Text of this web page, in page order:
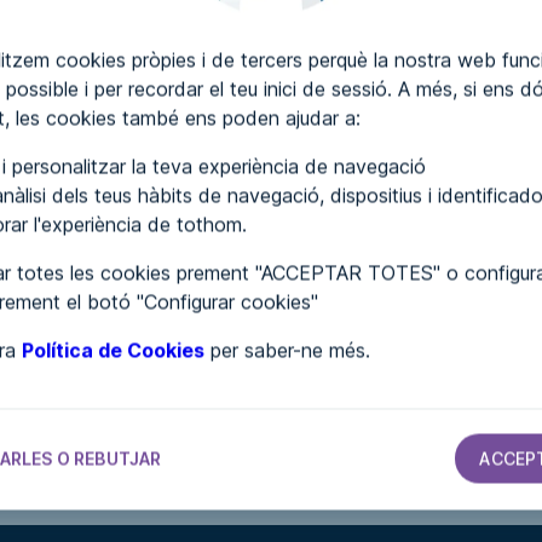
cookies pròpies i de tercers perquè la nostra web
possible i per recordar el teu inici de sessió. A més, si ens
les cookies també ens poden ajudar a:
personalitzar la teva experiència de navegació
dels teus hàbits de navegació, dispositius i
l'experiència de tothom.
totes les cookies prement "ACCEPTAR TOTES" o
el botó "Configurar cookies"
Política de Cookies per saber-ne més.
O REBUTJAR
COMENTARIS
de Villalba de
de Collado de